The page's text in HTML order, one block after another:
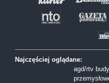
Najczęściej oglądane:
agd/rtv